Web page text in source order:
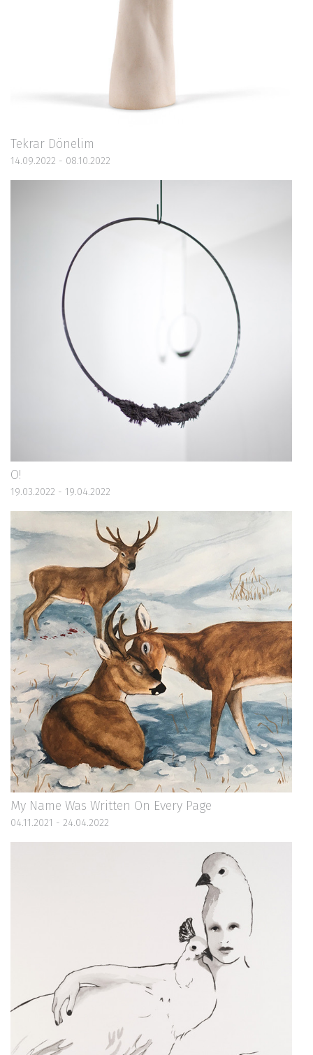
Tekrar Dönelim
14.09.2022 - 08.10.2022
O!
19.03.2022 - 19.04.2022
My Name Was Written On Every Page
04.11.2021 - 24.04.2022